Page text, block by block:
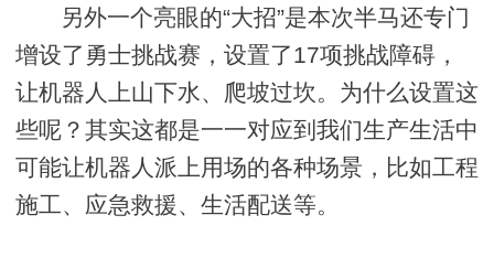
另外一个亮眼的“大招”是本次半马还专门
增设了勇士挑战赛，设置了17项挑战障碍，
让机器人上山下水、爬坡过坎。为什么设置这
些呢？其实这都是一一对应到我们生产生活中
可能让机器人派上用场的各种场景，比如工程
施工、应急救援、生活配送等。